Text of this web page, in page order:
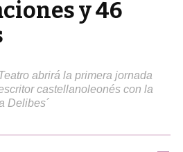
y 46
abrirá la primera jornada
castellanoleonés con la
Delibes´